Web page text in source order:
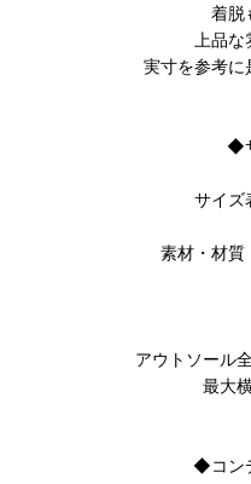
着脱
上品な
実寸を参考に
◆
サイ
素材・材質
アウトソール
最大横
◆コン